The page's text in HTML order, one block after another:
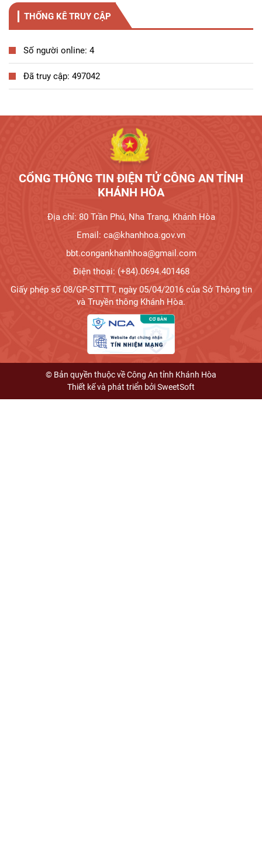
THỐNG KÊ TRUY CẬP
Số người online: 4
Đã truy cập: 497042
CỔNG THÔNG TIN ĐIỆN TỬ CÔNG AN TỈNH
KHÁNH HÒA
Địa chỉ: 80 Trần Phú, Nha Trang, Khánh Hòa
Email: ca@khanhhoa.gov.vn
bbt.congankhanhhoa@gmail.com
Điện thoại: (+84).0694.401468
Giấy phép số 08/GP-STTTT, ngày 05/04/2016 của Sở Thông tin
và Truyền thông Khánh Hòa.
© Bản quyền thuộc về Công An tỉnh Khánh Hòa
Thiết kế và phát triển bởiSweetSoft